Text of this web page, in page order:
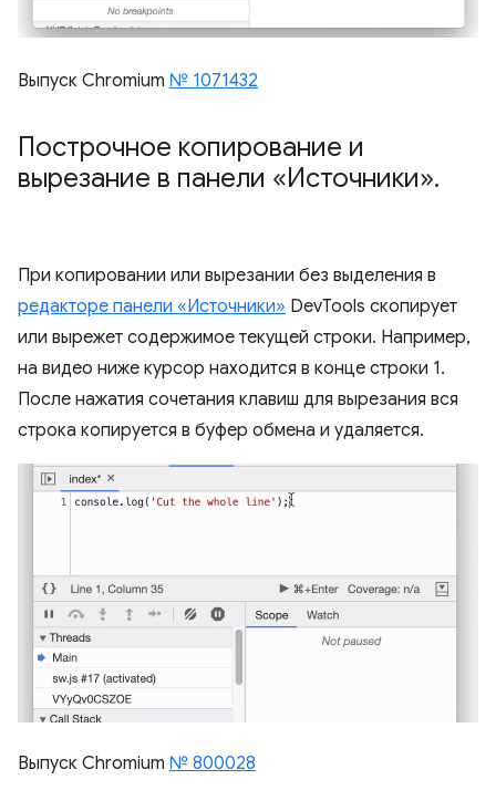
Выпуск Chromium № 1071432
Построчное копирование и
вырезание в панели «Источники».
При копировании или вырезании без выделения в
редакторе панели «Источники» DevTools скопирует
или вырежет содержимое текущей строки. Например,
на видео ниже курсор находится в конце строки 1.
После нажатия сочетания клавиш для вырезания вся
строка копируется в буфер обмена и удаляется.
Выпуск Chromium № 800028